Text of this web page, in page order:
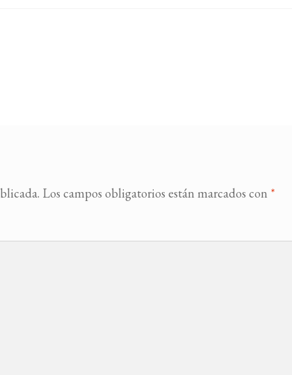
Los campos obligatorios están marcados con *